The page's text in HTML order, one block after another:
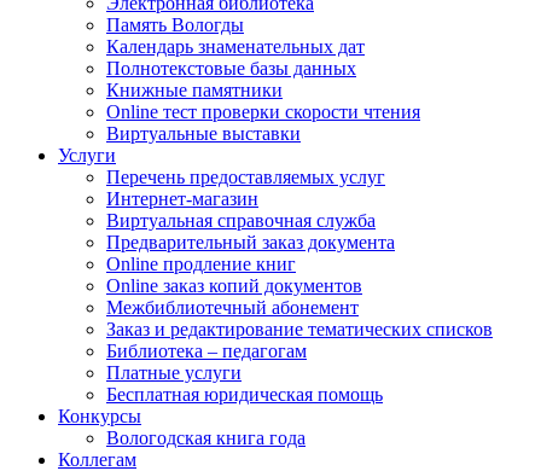
Память Вологды
Календарь знаменательных дат
Полнотекстовые базы данных
Книжные памятники
Online тест проверки скорости чтения
Виртуальные выставки
Услуги
Перечень предоставляемых услуг
Интернет-магазин
Виртуальная справочная служба
Предварительный заказ документа
Online продление книг
Online заказ копий документов
Межбиблиотечный абонемент
Заказ и редактирование тематических списков
Библиотека – педагогам
Платные услуги
Бесплатная юридическая помощь
Конкурсы
Вологодская книга года
Коллегам